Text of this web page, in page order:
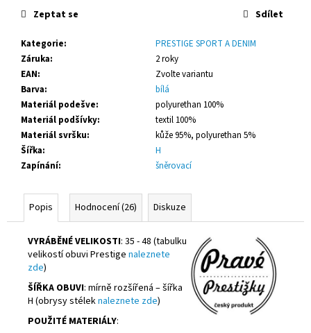
Kategorie:
PRESTIGE SPORT A DENIM
Záruka:
2 roky
EAN:
Zvolte variantu
Barva:
bílá
Materiál podešve:
polyurethan 100%
Materiál podšívky:
textil 100%
Materiál svršku:
kůže 95%, polyurethan 5%
Šířka:
H
Zapínání: šněrovací
Zeptat se Sdílet
Popis Hodnocení (26) Diskuze
VYRÁBĚNÉ VELIKOSTI: 35 - 48 (tabulku
velikostí obuvi Prestige naleznete
zde)
ŠÍŘKA OBUVI: mírně rozšířená – šířka
H (obrysy stéleknaleznete zde)
POUŽITÉ MATERIÁLY:
NA
ČERNÉ
335
Kč